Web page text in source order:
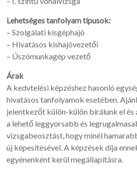
Lehetséges tanfolyam típusok:
– Szolgálati kisgéphajó
– Hivatásos kishajóvezetői
– Úszómunkagép vezető
Árak
A kedvtelési képzéshez hasonló
hivatásos tanfolyamok esetében.
jelentkezőt külön-külön bírálunk el és
a lehető leggyorsabb és
vizsgabeosztást, hogy minél
új képesítésével. A képzések díja
egyénenként kerül megállapításra.